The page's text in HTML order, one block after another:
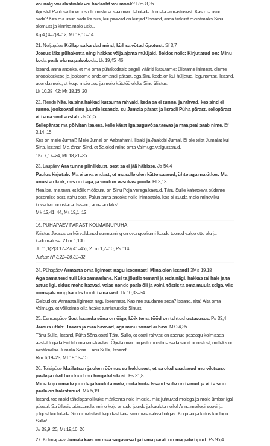
või nälg või alastiolek või hädaoht või mõõk? Rm 8,35
Apostel Pauluse tõdemus oli: miski ei saa meid lahutada Jumala armastusest. Kas ma usun
seda? Kas ma usun seda ka siis, kui päevad on kurjad? Issand, anna tarkust mõistmaks Sinu
olemust ja kinnita meie usku.
Kg 4,(4–7)8–12; Mt 18,10–14
21. NeljapäevKüllap sa kardad mind, küll sa võtad õpetust.Sf 3,7
Jeesus läks pühakotta ning hakkas välja ajama müüjaid, öeldes neile: Kirjutatud on: Minu
koda peab olema palvekoda. Lk 19,45–46
Issand, anna andeks, et me oma pühakodasid sageli vääriti kasutame: ülistame inimest, oleme
enesekesksed ja jookseme enda omandi pärast, aga Sinu koda on kui hüljatud, lagunemas. Issand,
uuenda meid, et kogu meie aeg ja meie kätetöö oleks Sinu ülistus.
Lk 10,38–42; Mt 18,15–20
22. Reede Näe, ka sina hakkad kutsuma rahvaid, keda sa ei tunne, ja rahvad, kes sind ei
tunne, jooksevad sinu juurde Issanda, su Jumala pärast ja Iisraeli Püha pärast, sellepärast
et tema sind austab.Js 55,5
Sellepärast ma põlvitan Isa ees, kelle käest iga suguvõsa taevas ja maa peal saab nime.Ef
3,14–15
Kes on meie Jumal? Meie Jumal on Aabrahami, Iisaki ja Jaakobi Jumal. Ei ole teist Jumalat kui
Sina, Issand! Ma tänan Sind, et Sa oled mind oma Vaimuga valgustanud.
1Kr 7,17–24; Mt 18,21–35
23. LaupäevÄra tunne piinlikkust, sest sa ei jää häbisse.Js 54,4
Paulus kirjutab: Ma ei arva endast, et ma selle olen kätte saanud, ühte aga ma ütlen: Ma
unustan kõik, mis on taga, ja sirutun eesoleva poole. Fl 3,13
Hea Isa, ma tean, et kõik möödunu on Sinu Poja verega kaetud. Tänu Sulle kahetseva südame
pesemise eest, rahu eest. Palun anna andeks neile inimestele, kes ei suuda meie mineviku
kõverteid unustada. Issand, anna andeks!
Mk 12,41–44; Mt 19,1–12
16. PÜHAPÄEV PÄRAST KOLMAINUPÜHA
Kristus Jeesus on kõrvaldanud surma ning on evangeeliumi kaudu toonud valge ette elu ja
kadumatuse.2Tm 1,10b
Jh 11,1(2)3.17–27(41–45); 2Tm 1,7–10; Ps 114
Jutlus: Nl 3,22–26.31–32
24. PühapäevArmasta oma ligimest nagu iseennast! Mina olen Issand!3Ms 19,18
Aga sama teed tuli üks samaarlane. Kui ta jõudis temani ja teda nägi, hakkas tal hale ja ta
astus ligi, sidus mehe haavad, valas nende peale õli ja veini, tõstis ta oma muula selga, viis
öömajale ning kandis hoolt tema eest. Lk 10,33–34
Öeldud on: Armasta ligimest nagu iseennast. Kas me suudame seda? Issand, aita! Aita oma
Vaimuga, et võiksime olla heaks tunnistuseks Sinust.
25. EsmaspäevSest Issanda sõna on õige, kõik tema tööd on tehtud ustavuses. Ps 33,4
Jeesus ütleb: Taevas ja maa hävivad, aga minu sõnad ei hävi. Mt 24,35
Tänu Sulle, Issand, Püha Sõna eest! Tänu Sulle, et eesti rahvas on saanud peaaegu kolmsada
aastat lugeda Piiblit oma emakeeles. Õpeta meid õigesti mõistma seda suurt õnnistust, milleks on
eestikeelne Jumala Sõna. Tänu Sulle, Issand!
Rm 6,19–23; Mt 19,13–15
26. Teisipäev Ma ilutsen ja olen rõõmus su heldusest, et sa oled vaadanud mu viletsuse
peale ja oled tundnud mu hinge kitsikust. Ps 31,8
Mine koju omade juurde ja kuuluta neile, mida kõike Issand sulle on teinud ja et ta sinu
peale on halastanud. Mk 5,19
Issand, tee meid tähelepanelikuks märkama neid imesid, mis juhtuvad meiega ja meie ümber igal
päeval. Sa ütlesid abisaanule: mine koju omade juurde ja kuuluta neile! Anna meilegi soovi ja
julgust kuulutada Sinu imelistest tegudest täna siin meie rahva hulgas. Kogu au ja kiitus kuulugu
Sulle!
Js 38,9–20; Mt 19,16–26
27. KolmapäevJumala käes on maa sügavused ja tema päralt on mägede tipud. Ps 95,4